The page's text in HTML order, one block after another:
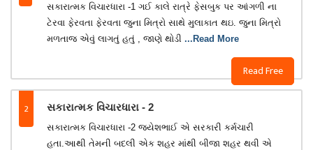
Read Free
સકારાત્મક વિચારધારા -1 ગઈ કાલે રાત્રે ફેસબુક પર આંગળી ના
ટેરવા ફેરવતા ફેરવતા જુના મિત્રો સાથે મુલાકાત થઇ. જુના મિત્રો
મળતાજ એવું લાગતું હતું , જાણે થોડી ...Read More
2 સકારાત્મક વિચારધારા - 2
સકારાત્મક વિચારધારા -2 જયેશભાઈ એ સરકારી કર્મચારી
હતા.આથી તેમની બદલી એક શહર માંથી બીજા શહર થવી એ